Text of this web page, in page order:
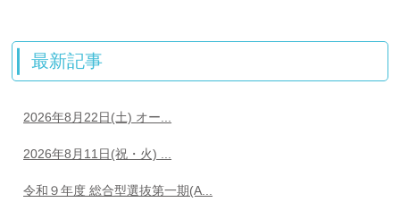
最新記事
2026年8月22日(土) オー...
2026年8月11日(祝・火) ...
令和９年度 総合型選抜第一期(A...